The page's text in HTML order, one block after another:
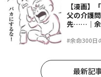
#余命300日
【漫画】
父の介護
先……｜余
最新記